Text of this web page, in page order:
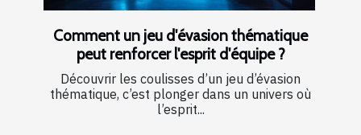
Comment un jeu d'évasion thématique
peut renforcer l'esprit d'équipe ?
Découvrir les coulisses d’un jeu d’évasion
thématique, c’est plonger dans un univers où
l’esprit...